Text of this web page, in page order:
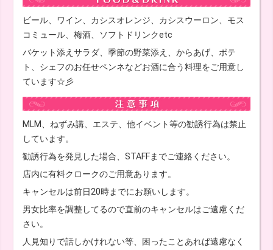
ビール、ワイン、カシスオレンジ、カシスウーロン、モス
コミュール、梅酒、ソフトドリンクetc
バケット添えサラダ、季節の野菜添え、からあげ、ポテ
ト、シェフのお任せペンネなどお酒に合う料理をご用意し
ています☆彡
MLM、ねずみ講、エステ、他イベント等の勧誘行為は禁止
しています。
勧誘行為を発見した場合、STAFFまでご連絡ください。
店内に有料クロークのご用意あります。
キャンセルは前日20時までにお願いします。
男女比率を調整してるので直前のキャンセルはご遠慮くだ
さい。
人見知りで話しかけれない等、困ったことあれば遠慮なく